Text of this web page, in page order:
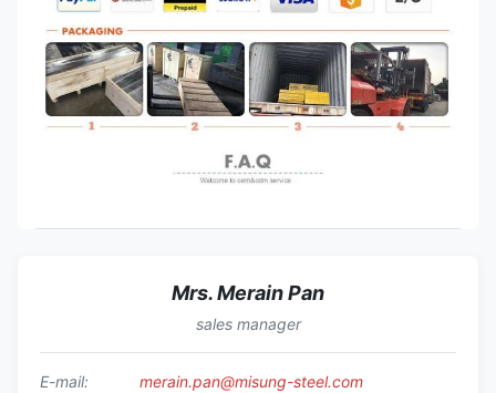
Mrs. Merain Pan
sales manager
E-mail:
merain.pan@misung-steel.com